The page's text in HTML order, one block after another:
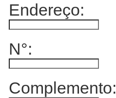
Endereço:
N°:
Complemento: